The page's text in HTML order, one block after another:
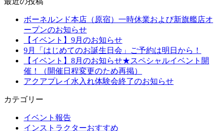
ボーネルンド本店（原宿）一時休業および新旗艦店オ
ープンのお知らせ
【イベント】9月のお知らせ
9月「はじめてのお誕生日会」ご予約は明日から！
【イベント】8月のお知らせ★スペシャルイベント開
催！（開催日程変更のため再掲）
アクアプレイ水入れ体験会終了のお知らせ
カテゴリー
イベント報告
インストラクターおすすめ